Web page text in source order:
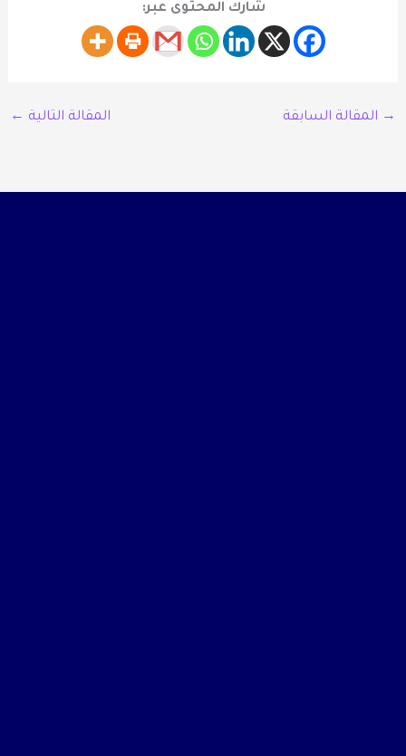
شارك المحتوى عبر:
→ المقالة السابقة المقالة التالية ←